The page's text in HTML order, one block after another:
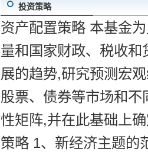
投资策略
资产配置策略 本基金
量和国家财政、税收
展的趋势,研究预测宏
股票、债券等市场和
性矩阵,并在此基础上
策略 1、新经济主题的